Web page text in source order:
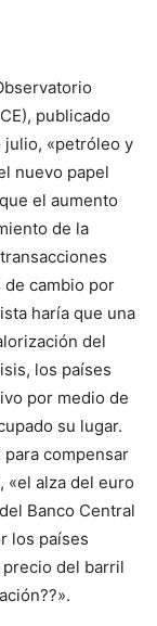
publicado
julio, «petróleo y
nuevo papel
el aumento
de la
cambio por
haría que una
del
los países
por medio de
su lugar.
compensar
«el alza del euro
Banco Central
los países
del barril